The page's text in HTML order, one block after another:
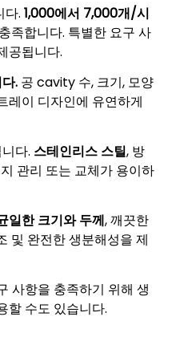
다. 1,000에서 7,000개/시
족합니다. 특별한 요구 사
공됩니다.
. 공 cavity 수, 크기, 모양
레이 디자인에 유연하게
다. 스테인리스 스틸, 방
관리 또는 교체가 용이하
일한 크기와 두께, 깨끗한
및 완전한 생분해성을 제
사항을 충족하기 위해 생
할 수도 있습니다.